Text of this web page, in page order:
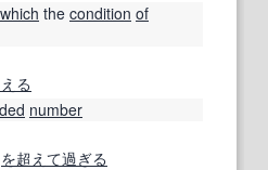
the condition of
る
number
を超えて過ぎる